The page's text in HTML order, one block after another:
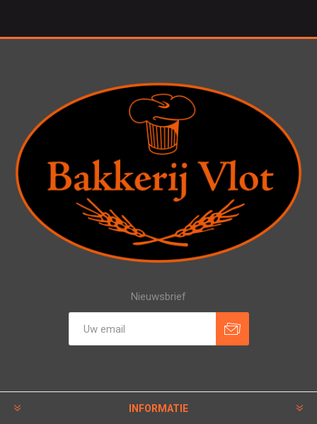
Nieuwsbrief
INFORMATIE